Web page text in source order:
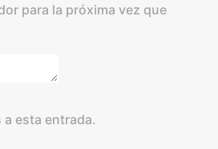
para la próxima vez que
esta entrada.